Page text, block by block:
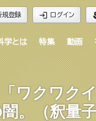
規登録 login ログイン
学とは 特集 動画
ワクワク
。（釈量